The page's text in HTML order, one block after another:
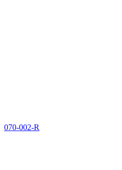
070-002-R